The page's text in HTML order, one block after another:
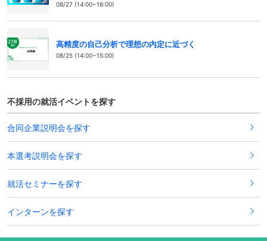
08/27 (14:00~16:00)
高精度の自己分析で理想の内定に近づく
08/25 (14:00~15:00)
不採用の就活イベントを探す
合同企業説明会を探す
本選考説明会を探す
就活セミナーを探す
インターンを探す